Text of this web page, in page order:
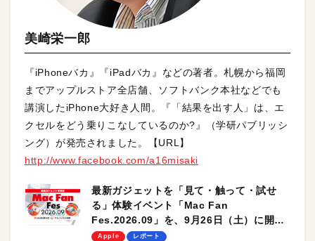
美崎栄一郎
『iPhoneバカ』『iPadバカ』などの著者。札幌から福岡
までアップルストア全店舗、ソフトバンク本社などでも
講演したiPhone大好き人間。『「結果を出す人」は、エ
クセルをどう乗りこなしているのか?』（学研パブリッシ
ング）が発売されました。【URL】
http://www.facebook.com/a16misaki
最新ガジェットを「見て・触って・試せ
る」体験イベント「Mac Fan
Fes.2026.09」を、9月26日（土）に開催
します！
Apple レポート